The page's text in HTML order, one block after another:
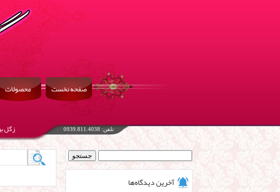
صفحه نخست محصولات
تلفن: 0939.811.4038 زگل
آخرین دیدگاه‌ها